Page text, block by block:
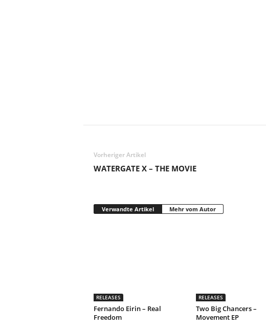
Vorheriger Artikel
WATERGATE X – THE MOVIE
Verwandte Artikel Mehr vom Autor
RELEASES
Fernando Eirin – Real
Freedom
RELEASES
Two Big Chancers –
Movement EP